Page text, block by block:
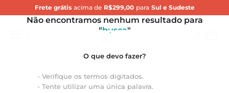
Frete grátis acima de R$299,00 para Sul e Sudeste
Não encontramos nenhum resultado para
"busca"
Verifique os termos digitados.
Tente utilizar uma única palavra.